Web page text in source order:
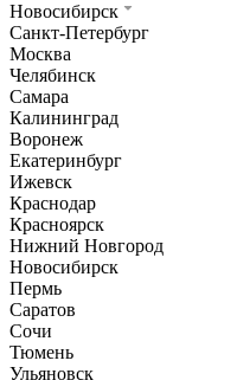
Новосибирск
Санкт-Петербург
Москва
Челябинск
Самара
Калининград
Воронеж
Екатеринбург
Ижевск
Краснодар
Красноярск
Нижний Новгород
Новосибирск
Пермь
Саратов
Сочи
Тюмень
Ульяновск